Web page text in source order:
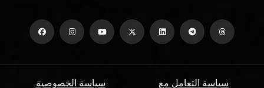
سياسة الخصوصية سياسة التعامل مع